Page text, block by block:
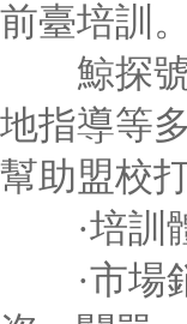
前臺培訓。
鯨探號
地指導等
幫助盟校
·培訓體
·市場銷